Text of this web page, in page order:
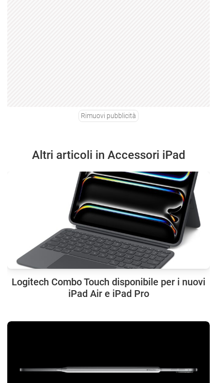
Rimuovi pubblicità
Altri articoli in Accessori iPad
Logitech Combo Touch disponibile per i nuovi
iPad Air e iPad Pro